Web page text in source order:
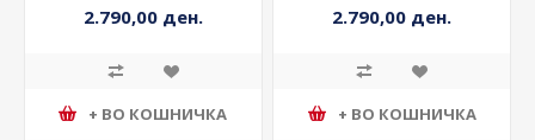
2.790,00 ден.
+ ВО КОШНИЧКА
2.790,00 ден.
+ ВО КОШНИЧКА